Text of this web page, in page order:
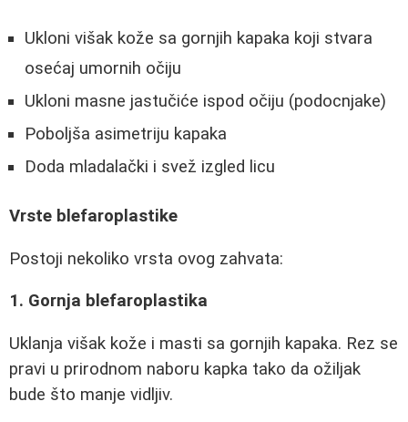
Ukloni višak kože sa gornjih kapaka koji stvara
osećaj umornih očiju
Ukloni masne jastučiće ispod očiju (podocnjake)
Poboljša asimetriju kapaka
Doda mladalački i svež izgled licu
Vrste blefaroplastike
Postoji nekoliko vrsta ovog zahvata:
1. Gornja blefaroplastika
Uklanja višak kože i masti sa gornjih kapaka. Rez se
pravi u prirodnom naboru kapka tako da ožiljak
bude što manje vidljiv.